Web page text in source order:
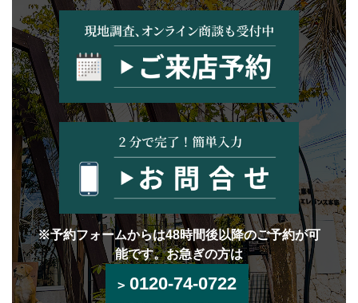
※予約フォームからは48時間後以降のご予約が可
能です。お急ぎの方は
0120-74-0722